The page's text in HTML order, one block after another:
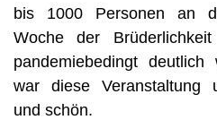
bis 1000 Personen an
Woche der
pandemiebedingt
war diese Veranstaltung
und schön.